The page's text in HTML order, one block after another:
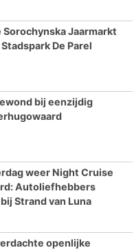
Jaarmarkt
De Parel
bij eenzijdig
weer Night Cruise
Autoliefhebbers
Strand van Luna
openlijke